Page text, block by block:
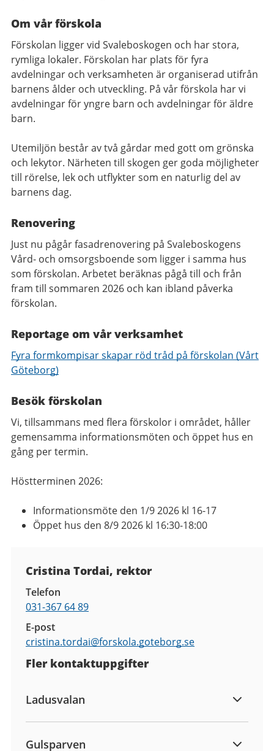
Om vår förskola
Förskolan ligger vid Svaleboskogen och har stora,
rymliga lokaler. Förskolan har plats för fyra
avdelningar och verksamheten är organiserad utifrån
barnens ålder och utveckling. På vår förskola har vi
avdelningar för yngre barn och avdelningar för äldre
barn.
Utemiljön består av två gårdar med gott om grönska
och lekytor. Närheten till skogen ger goda möjligheter
till rörelse, lek och utflykter som en naturlig del av
barnens dag.
Renovering
Just nu pågår fasadrenovering på Svaleboskogens
Vård- och omsorgsboende som ligger i samma hus
som förskolan. Arbetet beräknas pågå till och från
fram till sommaren 2026 och kan ibland påverka
förskolan.
Reportage om vår verksamhet
Fyra formkompisar skapar röd tråd på förskolan (Vårt
Göteborg)
Besök förskolan
Vi, tillsammans med flera förskolor i området, håller
gemensamma informationsmöten och öppet hus en
gång per termin.
Höstterminen 2026:
Informationsmöte den 1/9 2026 kl 16-17
Öppet hus den 8/9 2026 kl 16:30-18:00
Cristina Tordai, rektor
Telefon
031-367 64 89
E-post
cristina.tordai@forskola.goteborg.se
Fler kontaktuppgifter
Ladusvalan
Gulsparven